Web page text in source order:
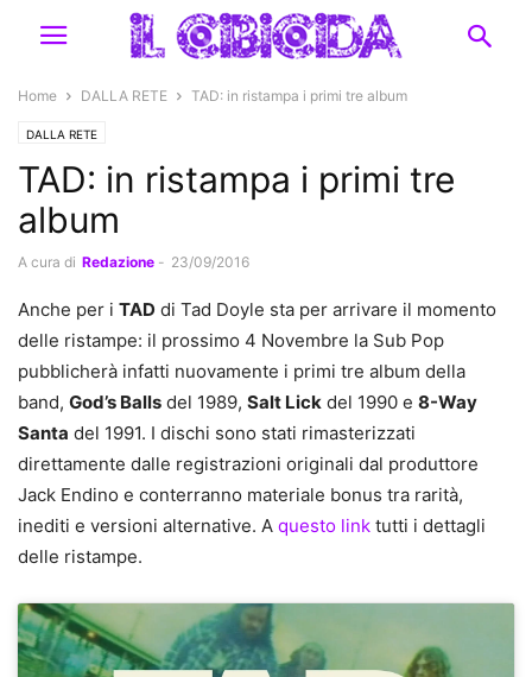
Home DALLA RETE TAD: in ristampa i primi tre album
DALLA RETE
TAD: in ristampa i primi tre
album
A cura di Redazione - 23/09/2016
Anche per i TAD di Tad Doyle sta per arrivare il momento
delle ristampe: il prossimo 4 Novembre la Sub Pop
pubblicherà infatti nuovamente i primi tre album della
band, God’s Balls del 1989, Salt Lick del 1990 e 8-Way
Santa del 1991. I dischi sono stati rimasterizzati
direttamente dalle registrazioni originali dal produttore
Jack Endino e conterranno materiale bonus tra rarità,
inediti e versioni alternative. A questo link tutti i dettagli
delle ristampe.